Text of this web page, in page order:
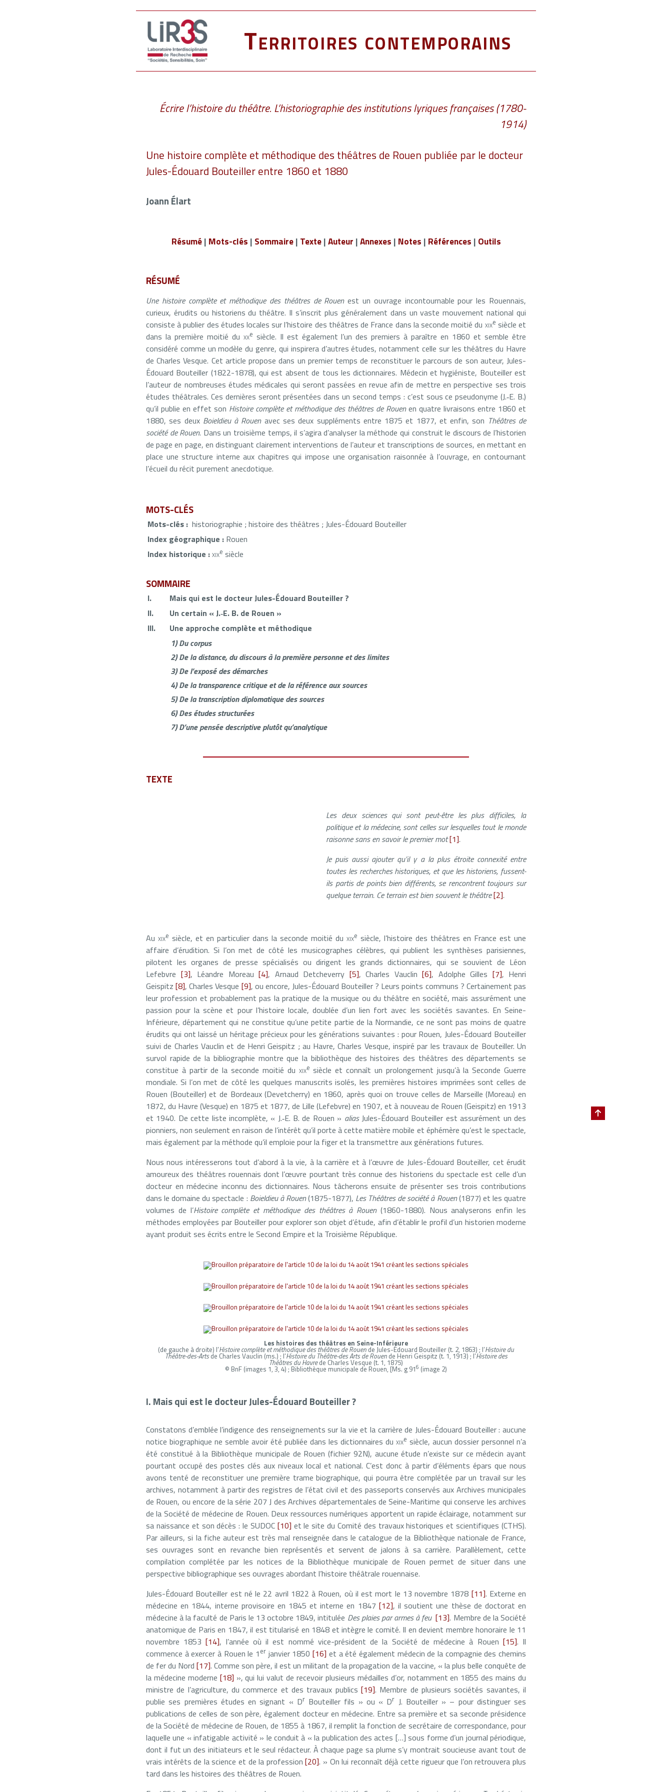
Territoires contemporains
Écrire l’histoire du théâtre. L’historiographie des institutions lyriques françaises (1780-
1914)
Une histoire complète et méthodique des théâtres de Rouen publiée par le docteur
Jules-Édouard Bouteiller entre 1860 et 1880
Joann Élart
Résumé| Mots-clés | Sommaire| Texte|Auteur |Annexes | Notes | Références | Outils
RÉSUMÉ
Une histoire complète et méthodique des théâtres de Rouenest un ouvrage incontournable pour les Rouennais,
curieux, érudits ou historiens du théâtre. Il s’inscrit plus généralement dans un vaste mouvement national qui
consiste à publier des études locales sur l’histoire des théâtres de France dans la seconde moitié du xixe siècle et
dans la première moitié du xxe siècle. Il est également l’un des premiers à paraître en 1860 et semble être
considéré comme un modèle du genre, qui inspirera d’autres études, notamment celle sur les théâtres du Havre
de Charles Vesque. Cet article propose dans un premier temps de reconstituer le parcours de son auteur, Jules-
Édouard Bouteiller (1822-1878), qui est absent de tous les dictionnaires. Médecin et hygiéniste, Bouteiller est
l’auteur de nombreuses études médicales qui seront passées en revue afin de mettre en perspective ses trois
études théâtrales. Ces dernières seront présentées dans un second temps : c’est sous ce pseudonyme (J.‑E. B.)
qu’il publie en effet son Histoire complète et méthodique des théâtres de Rouenen quatre livraisons entre 1860 et
1880, ses deux Boieldieu à Rouenavec ses deux suppléments entre 1875 et 1877, et enfin, son Théâtres de
société de Rouen. Dans un troisième temps, il s’agira d’analyser la méthode qui construit le discours de l’historien
de page en page, en distinguant clairement interventions de l’auteur et transcriptions de sources, en mettant en
place une structure interne aux chapitres qui impose une organisation raisonnée à l’ouvrage, en contournant
l’écueil du récit purement anecdotique.
MOTS-CLÉS
Mots-clés : historiographie ; histoire des théâtres ; Jules-Édouard Bouteiller
Index géographique : Rouen
Index historique :xixe siècle
SOMMAIRE
I.
Mais qui est le docteur Jules-Édouard Bouteiller ?
II.
Un certain « J.‑E. B. de Rouen »
III.
Une approche complète et méthodique
1) Du corpus
2) De la distance, du discours à la première personne et des limites
3) De l’exposé des démarches
4) De la transparence critique et de la référence aux sources
5) De la transcription diplomatique des sources
6) Des études structurées
7) D’une pensée descriptive plutôt qu’analytique
TEXTE
Les deux sciences qui sont peut-être les plus difficiles, la
politique et la médecine, sont celles sur lesquelles tout le monde
raisonne sans en savoir le premier mot[1].
Je puis aussi ajouter qu’il y a la plus étroite connexité entre
toutes les recherches historiques, et que les historiens, fussent-
ils partis de points bien différents, se rencontrent toujours sur
quelque terrain. Ce terrain est bien souvent le théâtre[2].
Au xixe siècle, et en particulier dans la seconde moitié du xixe siècle, l’histoire des théâtres en France est une
affaire d’érudition. Si l’on met de côté les musicographes célèbres, qui publient les synthèses parisiennes,
pilotent les organes de presse spécialisés ou dirigent les grands dictionnaires, qui se souvient de Léon
Lefebvre [3], Léandre Moreau [4], Arnaud Detcheverry [5], Charles Vauclin [6], Adolphe Gilles [7], Henri
Geispitz[8], Charles Vesque [9], ou encore, Jules-Édouard Bouteiller ? Leurs points communs ? Certainement pas
leur profession et probablement pas la pratique de la musique ou du théâtre en société, mais assurément une
passion pour la scène et pour l’histoire locale, doublée d’un lien fort avec les sociétés savantes. En Seine-
Inférieure, département qui ne constitue qu’une petite partie de la Normandie, ce ne sont pas moins de quatre
érudits qui ont laissé un héritage précieux pour les générations suivantes : pour Rouen, Jules-Édouard Bouteiller
suivi de Charles Vauclin et de Henri Geispitz ; au Havre, Charles Vesque, inspiré par les travaux de Bouteiller. Un
survol rapide de la bibliographie montre que la bibliothèque des histoires des théâtres des départements se
constitue à partir de la seconde moitié du xixe siècle et connaît un prolongement jusqu’à la Seconde Guerre
mondiale. Si l’on met de côté les quelques manuscrits isolés, les premières histoires imprimées sont celles de
Rouen (Bouteiller) et de Bordeaux (Devetcherry) en 1860, après quoi on trouve celles de Marseille (Moreau) en
1872, du Havre (Vesque) en 1875 et 1877, de Lille (Lefebvre) en 1907, et à nouveau de Rouen (Geispitz) en 1913
et 1940. De cette liste incomplète, « J.‑E. B. de Rouen » aliasJules-Édouard Bouteiller est assurément un des
pionniers, non seulement en raison de l’intérêt qu’il porte à cette matière mobile et éphémère qu’est le spectacle,
mais également par la méthode qu’il emploie pour la figer et la transmettre aux générations futures.
Nous nous intéresserons tout d’abord à la vie, à la carrière et à l’œuvre de Jules-Édouard Bouteiller, cet érudit
amoureux des théâtres rouennais dont l’œuvre pourtant très connue des historiens du spectacle est celle d’un
docteur en médecine inconnu des dictionnaires. Nous tâcherons ensuite de présenter ses trois contributions
dans le domaine du spectacle : Boieldieu à Rouen(1875-1877), Les Théâtres de société à Rouen(1877) et les quatre
volumes de l’Histoire complète et méthodique des théâtres à Rouen (1860-1880). Nous analyserons enfin les
méthodes employées par Bouteiller pour explorer son objet d’étude, afin d’établir le profil d’un historien moderne
ayant produit ses écrits entre le Second Empire et la Troisième République.
Les histoires des théâtres en Seine-Inférieure
(de gauche à droite) l’Histoire complète et méthodique des théâtres de Rouen de Jules-Édouard Bouteiller (t. 2, 1863) ; l’Histoire du
Théâtre-des-Artsde Charles Vauclin (ms.) ; l’Histoire du Théâtre-des Arts de Rouende Henri Geispitz (t. 1, 1913) ; l’Histoire des
Théâtres du Havrede Charles Vesque (t. 1, 1875)
© BnF (images 1, 3, 4) ; Bibliothèque municipale de Rouen, [Ms. g 916 (image 2)
I. Mais qui est le docteur Jules-Édouard Bouteiller ?
Constatons d’emblée l’indigence des renseignements sur la vie et la carrière de Jules-Édouard Bouteiller : aucune
notice biographique ne semble avoir été publiée dans les dictionnaires du xixe siècle, aucun dossier personnel n’a
été constitué à la Bibliothèque municipale de Rouen (fichier 92N), aucune étude n’existe sur ce médecin ayant
pourtant occupé des postes clés aux niveaux local et national. C’est donc à partir d’éléments épars que nous
avons tenté de reconstituer une première trame biographique, qui pourra être complétée par un travail sur les
archives, notamment à partir des registres de l’état civil et des passeports conservés aux Archives municipales
de Rouen, ou encore de la série 207 J des Archives départementales de Seine-Maritime qui conserve les archives
de la Société de médecine de Rouen. Deux ressources numériques apportent un rapide éclairage, notamment sur
sa naissance et son décès : le SUDOC [10] et le site du Comité des travaux historiques et scientifiques (CTHS).
Par ailleurs, si la fiche auteur est très mal renseignée dans le catalogue de la Bibliothèque nationale de France,
ses ouvrages sont en revanche bien représentés et servent de jalons à sa carrière. Parallèlement, cette
compilation complétée par les notices de la Bibliothèque municipale de Rouen permet de situer dans une
perspective bibliographique ses ouvrages abordant l’histoire théâtrale rouennaise.
Jules-Édouard Bouteiller est né le 22 avril 1822 à Rouen, où il est mort le 13 novembre 1878 [11]. Externe en
médecine en 1844, interne provisoire en 1845 et interne en 1847 [12], il soutient une thèse de doctorat en
médecine à la faculté de Paris le 13 octobre 1849, intitulée Des plaies par armes à feu [13]. Membre de la Société
anatomique de Paris en 1847, il est titularisé en 1848 et intègre le comité. Il en devient membre honoraire le 11
novembre 1853[14], l’année où il est nommé vice-président de la Société de médecine à Rouen [15]. Il
commence à exercer à Rouen le 1 er janvier 1850[16] et a été également médecin de la compagnie des chemins
de fer du Nord[17]. Comme son père, il est un militant de la propagation de la vaccine, « la plus belle conquête de
la médecine moderne [18] », qui lui valut de recevoir plusieurs médailles d’or, notamment en 1855 des mains du
ministre de l’agriculture, du commerce et des travaux publics [19]. Membre de plusieurs sociétés savantes, il
publie ses premières études en signant « DrBouteiller fils » ou « Dr J. Bouteiller » – pour distinguer ses
publications de celles de son père, également docteur en médecine. Entre sa première et sa seconde présidence
de la Société de médecine de Rouen, de 1855 à 1867, il remplit la fonction de secrétaire de correspondance, pour
laquelle une « infatigable activité » le conduit à « la publication des actes […] sous forme d’un journal périodique,
dont il fut un des initiateurs et le seul rédacteur. À chaque page sa plume s’y montrait soucieuse avant tout de
vrais intérêts de la science et de la profession[20]. » On lui reconnaît déjà cette rigueur que l’on retrouvera plus
tard dans les histoires des théâtres de Rouen.